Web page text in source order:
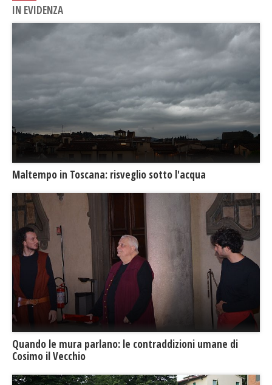
IN EVIDENZA
Maltempo in Toscana: risveglio sotto l'acqua
​Quando le mura parlano: le contraddizioni umane di
Cosimo il Vecchio